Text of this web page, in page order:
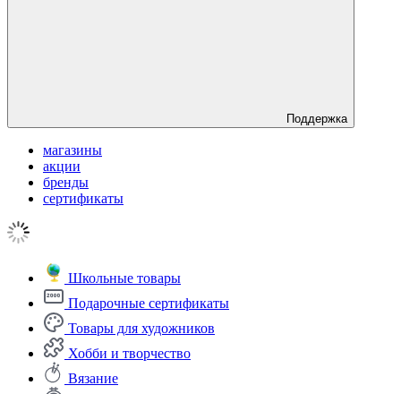
Поддержка
магазины
акции
бренды
сертификаты
Школьные товары
Подарочные сертификаты
Товары для художников
Хобби и творчество
Вязание